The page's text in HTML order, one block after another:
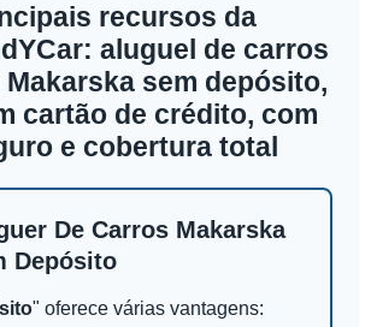
recursos da
aluguel de carros
Makarska sem depósito,
cartão de crédito, com
e cobertura total
De Carros Makarska
Depósito
" oferece várias vantagens: